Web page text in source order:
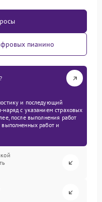
пианино
и последующий
наряд с указанием страховых
после выполнения работ
работ и